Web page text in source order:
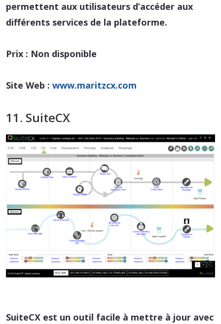
permettent aux utilisateurs d’accéder aux
différents services de la plateforme.
Prix : Non disponible
Site Web : www.maritzcx.com
11. SuiteCX
SuiteCX est un outil facile à mettre à jour avec